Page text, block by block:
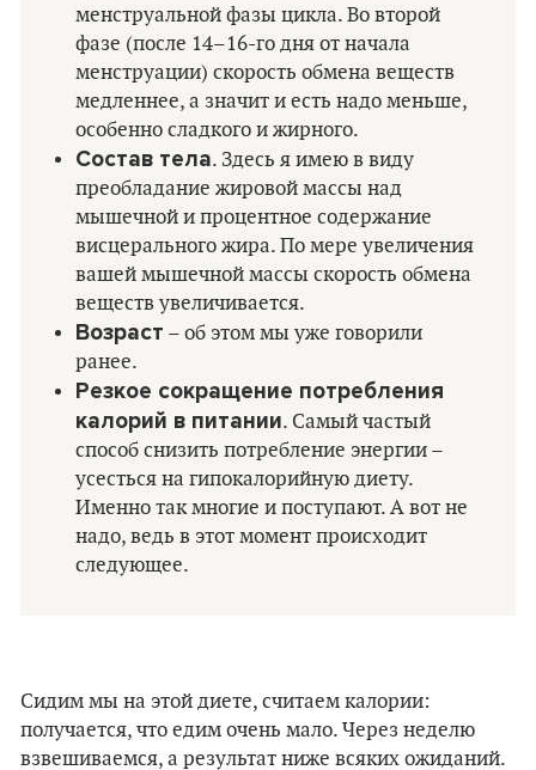
менструальной фазы цикла. Во второй
фазе (после 14–16-го дня от начала
менструации) скорость обмена веществ
медленнее, а значит и есть надо меньше,
особенно сладкого и жирного.
Состав тела. Здесь я имею в виду
преобладание жировой массы над
мышечной и процентное содержание
висцерального жира. По мере увеличения
вашей мышечной массы скорость обмена
веществ увеличивается.
Возраст – об этом мы уже говорили
ранее.
Резкое сокращение потребления
калорий в питании. Самый частый
способ снизить потребление энергии –
усесться на гипокалорийную диету.
Именно так многие и поступают. А вот не
надо, ведь в этот момент происходит
следующее.
Сидим мы на этой диете, считаем калории:
получается, что едим очень мало. Через неделю
взвешиваемся, а результат ниже всяких ожиданий.